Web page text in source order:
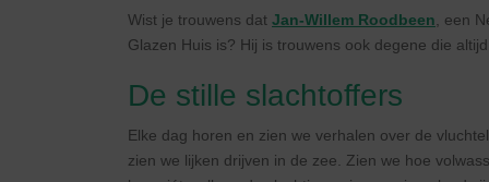
Wist je trouwens dat Jan-Willem Roodbeen , een
Glazen Huis is? Hij is trouwens ook degene die
De stille slachtoffers
Elke dag horen en zien we verhalen over de
zien we lijken drijven in de zee. Zien we hoe